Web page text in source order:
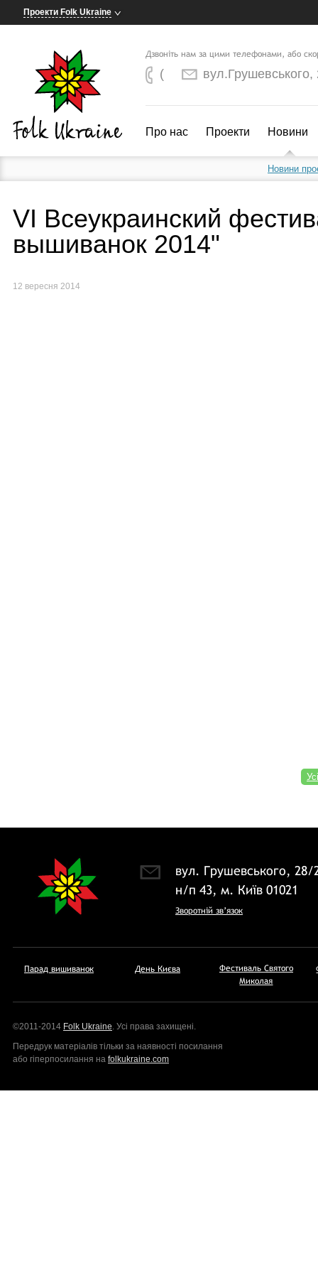
Проекти Folk Ukraine
Дзвоніть нам за цими телефонами, або
(
Про нас Проекти Новини
Новини
VI Всеукраинский
вышиванок 2014"
12 вересня 2014
вул. Грушевського, 28/
н/п 43, м. Київ 01021
Зворотній зв’язок
Парад вишиванок День Києва
Фестиваль Святого
Миколая
©2011-2014 Folk Ukraine. Усi права захищенi.
Передрук матерiалiв тільки за наявності посилання
або гіперпосилання на folkukraine.com